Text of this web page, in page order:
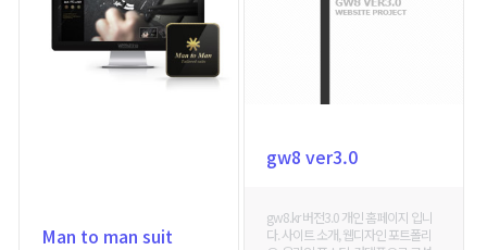
Man to man suit
gw8 ver3.0
gw8.kr 버전3.0 개인 홈페이지 입니
다. 사이트 소개, 웹디자인 포트폴리